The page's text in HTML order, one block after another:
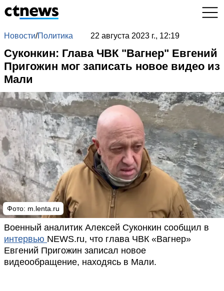
Новости/Политика 22 августа 2023 г., 12:19
Суконкин: Глава ЧВК "Вагнер" Евгений
Пригожин мог записать новое видео из
Мали
Фото: m.lenta.ru
Военный аналитик Алексей Суконкин сообщил в
интервью NEWS.ru, что глава ЧВК «Вагнер»
Евгений Пригожин записал новое
видеообращение, находясь в Мали.